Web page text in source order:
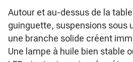
Autour et au-dessus de la
guinguette, suspensions sous
une branche solide créent
Une lampe à huile bien stable